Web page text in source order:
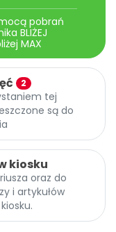
pobrań
BLIŻEJ
MAX
2
tej
są do
kiosku
oraz do
i artykułów